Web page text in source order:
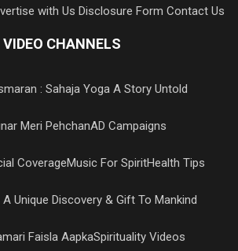
with Us Disclosure Form Contact Us
VIDEO CHANNELS
: Sahaja Yoga A Story Untold
Meri PehchanAD Campaigns
CoverageMusic For SpiritHealth Tips
Unique Discovery & Gift To Mankind
Faisla AapkaSpirituality Videos